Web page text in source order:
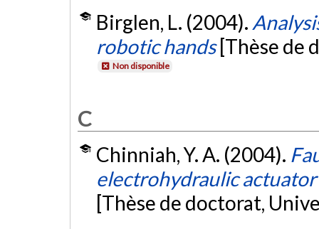
Birglen, L. (2004).
robotic hands [Thèse de
Non disponible
C
Chinniah, Y. A. (2004).
electrohydraulic
[Thèse de doctorat,